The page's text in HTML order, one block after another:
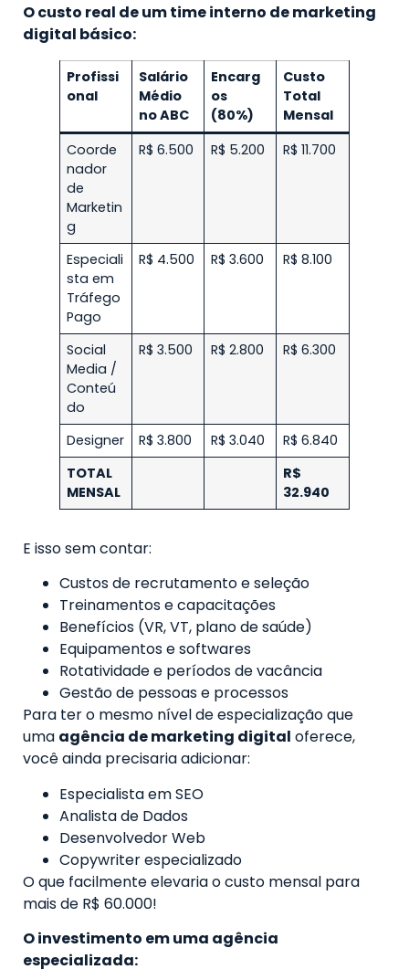
O custo real de um time interno de marketing
digital básico:
Profissi
onal
Salário
Médio
no ABC
Encarg
os
(80%)
Custo
Total
Mensal
Coorde
nador
de
Marketin
g
R$ 6.500 R$ 5.200 R$ 11.700
Especiali
sta em
Tráfego
Pago
R$ 4.500 R$ 3.600 R$ 8.100
Social
Media /
Conteú
do
R$ 3.500 R$ 2.800 R$ 6.300
Designer R$ 3.800 R$ 3.040
R$ 6.840
TOTAL
MENSAL
R$
32.940
E isso sem contar:
Custos de recrutamento e seleção
Treinamentos e capacitações
Benefícios (VR, VT, plano de saúde)
Equipamentos e softwares
Rotatividade e períodos de vacância
Gestão de pessoas e processos
Para ter o mesmo nível de especialização que
uma agência de marketing digital oferece,
você ainda precisaria adicionar:
Especialista em SEO
Analista de Dados
Desenvolvedor Web
Copywriter especializado
O que facilmente elevaria o custo mensal para
mais de R$ 60.000!
O investimento em uma agência
especializada: